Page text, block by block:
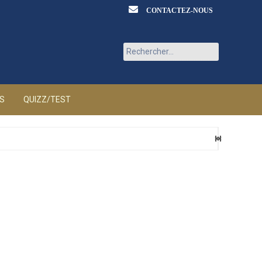
CONTACTEZ-NOUS
Rechercher :
QUIZZ/TEST